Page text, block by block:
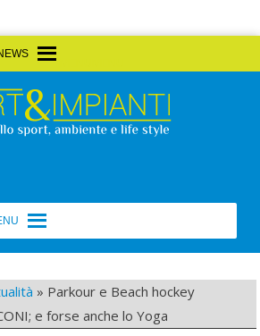
» Parkour e Beach hockey
e forse anche lo Yoga